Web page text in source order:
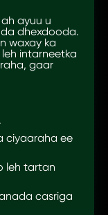
ayuu u
dhexdooda.
waxay ka
intarneetka
gaar
ciyaaraha ee
leh tartan
casriga